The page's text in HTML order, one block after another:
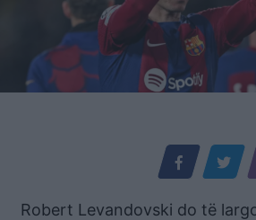
Robert Levandovski do të